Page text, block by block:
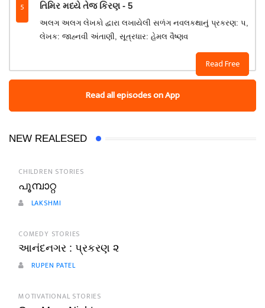
5 તિમિર મધ્યે તેજ કિરણ - 5
Read Free
અલગ અલગ લેખકો દ્વારા લખાયેલી સળંગ નવલકથાનું પ્રકરણ: ૫,
લેખક: જાહ્નવી અંતાણી, સૂત્રધાર: હેમલ વૈષ્ણવ
Read all episodes on App
NEW REALESED
CHILDREN STORIES
പൂമ്പാറ്റ
LAKSHMI
COMEDY STORIES
આનંદનગર : પ્રકરણ ૨
RUPEN PATEL
MOTIVATIONAL STORIES